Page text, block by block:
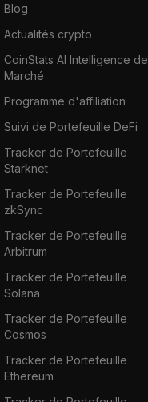
Blog
Actualités crypto
CoinStats AI Intelligence de
Marché
Programme d'affiliation
Suivi de Portefeuille DeFi
Tracker de Portefeuille
Starknet
Tracker de Portefeuille
zkSync
Tracker de Portefeuille
Arbitrum
Tracker de Portefeuille
Solana
Tracker de Portefeuille
Cosmos
Tracker de Portefeuille
Ethereum